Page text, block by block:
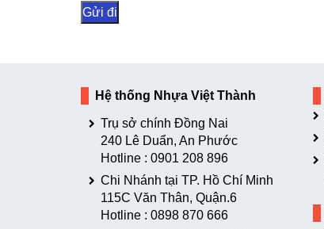
Hệ thống Nhựa Việt Thành
Trụ sở chính Đồng Nai
240 Lê Duẩn, An Phước
Hotline : 0901 208 896
Chi Nhánh tại TP. Hồ Chí Minh
115C Văn Thân, Quận.6
Hotline : 0898 870 666